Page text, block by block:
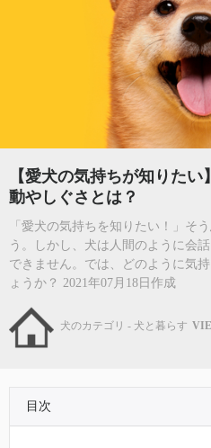
【愛犬の気持ちが知りた
動やしぐさとは？
「愛犬の気持ちを知りたい！」そ
う。しかし、犬は人間のように会
できません。では、どのように気
ょうか？ 2021年07月18日作成
犬のカテゴリ - 犬と暮らす
目次